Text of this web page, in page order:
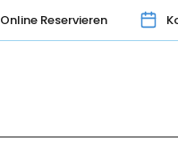
Reservieren